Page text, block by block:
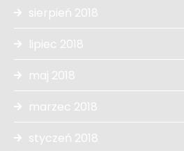
sierpień 2018
lipiec 2018
maj 2018
marzec 2018
styczeń 2018